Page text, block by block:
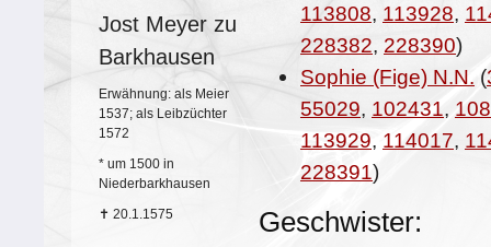
Jost Meyer zu
Barkhausen
Erwähnung: als Meier
1537; als Leibzüchter
1572
* um 1500 in
Niederbarkhausen
✝ 20.1.1575
113808, 113928,
228382, 228390)
Sophie (Fige) N.N. (
55029, 102431,
113929, 114017,
228391)
Geschwister: